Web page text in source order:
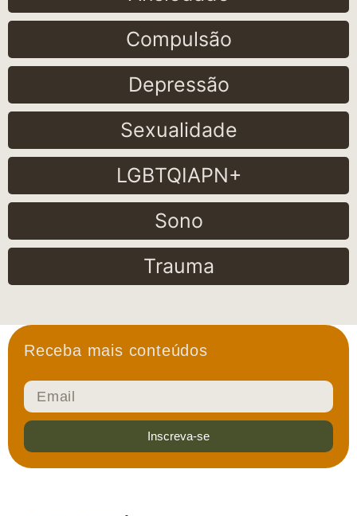
Compulsão
Depressão
Sexualidade
LGBTQIAPN+
Sono
Trauma
Receba mais conteúdos
Inscreva-se